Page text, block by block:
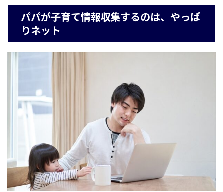
パパが子育て情報収集するのは、やっぱ
りネット